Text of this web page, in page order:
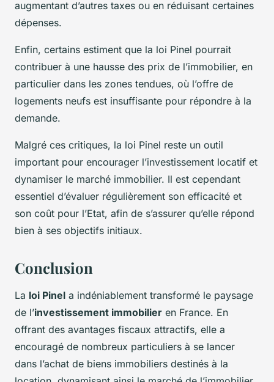
augmentant d’autres taxes ou en réduisant certaines
dépenses.
Enfin, certains estiment que la loi Pinel pourrait
contribuer à une hausse des prix de l’immobilier, en
particulier dans les zones tendues, où l’offre de
logements neufs est insuffisante pour répondre à la
demande.
Malgré ces critiques, la loi Pinel reste un outil
important pour encourager l’investissement locatif et
dynamiser le marché immobilier. Il est cependant
essentiel d’évaluer régulièrement son efficacité et
son coût pour l’Etat, afin de s’assurer qu’elle répond
bien à ses objectifs initiaux.
Conclusion
La loi Pinel a indéniablement transformé le paysage
de l’investissement immobilier en France. En
offrant des avantages fiscaux attractifs, elle a
encouragé de nombreux particuliers à se lancer
dans l’achat de biens immobiliers destinés à la